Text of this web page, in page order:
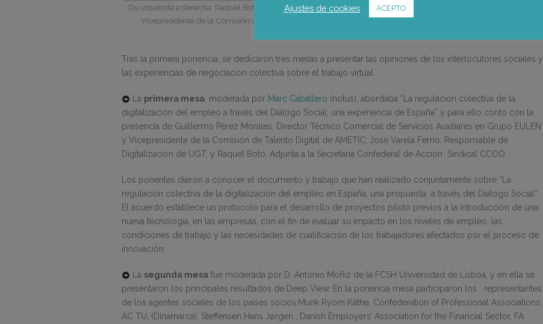
De izquierda a derecha: Raquel Boto, Adjunta a la Secretaría de Acción Sindical de CCO; Guillermo Pérez Morales,
Vicepresidente de la Comisión de Talento Digital de AMETIC Marc Caballero, de notus; y Jose Varela Ferrío,
Tras la primera ponencia, se dedicaron tres mesas a presentar las opiniones de los interlocutores sociales y
las experiencias de negociación colectiva sobre el trabajo virtual.
La primera mesa , moderada por Marc Caballero (notus), abordaba “La regulación colectiva de la
digitalización del empleo a través del Diálogo Social: una experiencia de España” y para ello contó con la
presencia de Guillermo Pérez Morales, Director Técnico Comercial de Servicios Auxiliares en Grupo EULEN
y Vicepresidente de la Comisión de Talento Digital de AMETIC; Jose Varela Ferrío, Responsable de
Digitalización de UGT; y Raquel Boto, Adjunta a la Secretaría Confederal de Acción Sindical CCOO.
Los ponentes dieron a conocer el documento y trabajo que han realizado conjuntamente sobre “La
regulación colectiva de la digitalización del empleo en España, una propuesta a través del Diálogo Social”.
El acuerdo establece un protocolo para el desarrollo de proyectos piloto previos a la introducción de una
nueva tecnología, en las empresas, con el fin de evaluar su impacto en los niveles de empleo, las
condiciones de trabajo y las necesidades de cualificación de los trabajadores afectados por el proceso de
innovación.
La segunda mesa fue moderada por D. Antonio Moñiz de la FCSH Universidad de Lisboa, y en ella se
presentaron los principales resultados de Deep View. En la ponencia mesa participaron los representantes
de los agentes sociales de los países socios:Munk Ryom Käthe, Confederation of Professional Associations,
AC TU, (Dinamarca); Steffensen Hans Jørgen , Danish Employers’ Association for the Financial Sector, FA
Ajustes de cookies ACEPTO